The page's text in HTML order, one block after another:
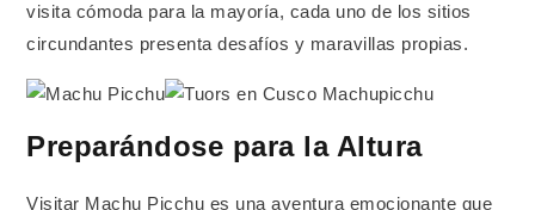
visita cómoda para la mayoría, cada uno de los sitios
circundantes presenta desafíos y maravillas propias.
Preparándose para la Altura
Visitar Machu Picchu es una aventura emocionante que